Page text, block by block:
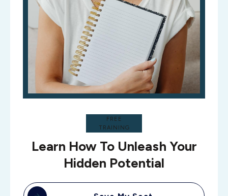
FREE
TRAINING
Learn How To Unleash Your
Hidden Potential